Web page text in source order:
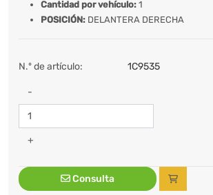
Cantidad por vehículo: 1
POSICIÓN: DELANTERA DERECHA
N.º de artículo: 1C9535
-
+
Consulta